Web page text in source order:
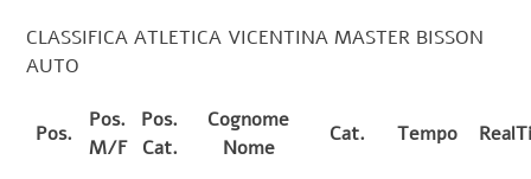
CLASSIFICA ATLETICA VICENTINA MASTER BISSON
AUTO
Pos.
Pos.
M/F
Pos.
Cat.
Cognome
Nome
Cat. Tempo